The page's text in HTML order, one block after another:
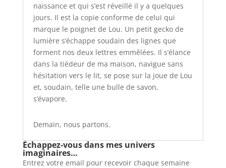
naissance et qui s’est réveillé il y a quelques
jours. Il est la copie conforme de celui qui
marque le poignet de Lou. Un petit gecko de
lumière s’échappe soudain des lignes que
forment nos deux lettres emmêlées. Il s’élance
dans la tiédeur de ma maison, navigue sans
hésitation vers le lit, se pose sur la joue de Lou
et, soudain, telle une bulle de savon,
s’évapore.
Demain, nous partons.
Échappez-vous dans mes univers
imaginaires…
Entrez votre email pour recevoir chaque semaine